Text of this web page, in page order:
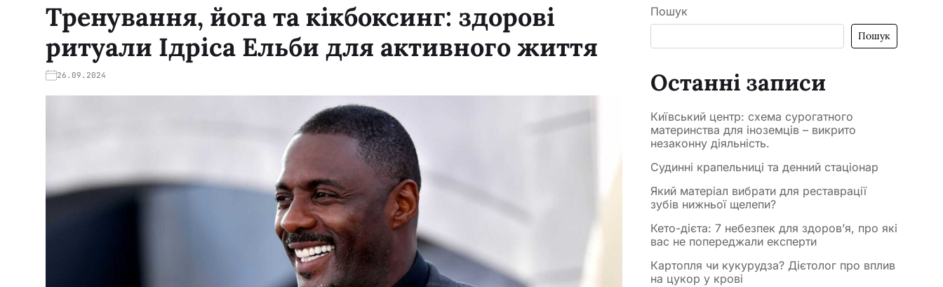
Тренування, йога та кікбоксинг: здорові
ритуали Ідріса Ельби для активного життя
26.09.2024
Пошук
Пошук
Останні записи
Київський центр: схема сурогатного
материнства для іноземців – викрито
незаконну діяльність.
Судинні крапельниці та денний стаціонар
Який матеріал вибрати для реставрації
зубів нижньої щелепи?
Кето-дієта: 7 небезпек для здоров’я, про які
вас не попереджали експерти
Картопля чи кукурудза? Дієтолог про вплив
на цукор у крові